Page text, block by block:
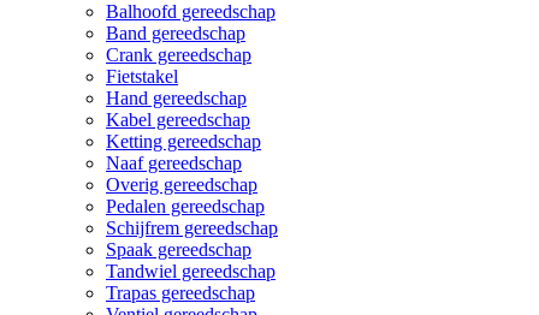
Balhoofd gereedschap
Band gereedschap
Crank gereedschap
Fietstakel
Hand gereedschap
Kabel gereedschap
Ketting gereedschap
Naaf gereedschap
Overig gereedschap
Pedalen gereedschap
Schijfrem gereedschap
Spaak gereedschap
Tandwiel gereedschap
Trapas gereedschap